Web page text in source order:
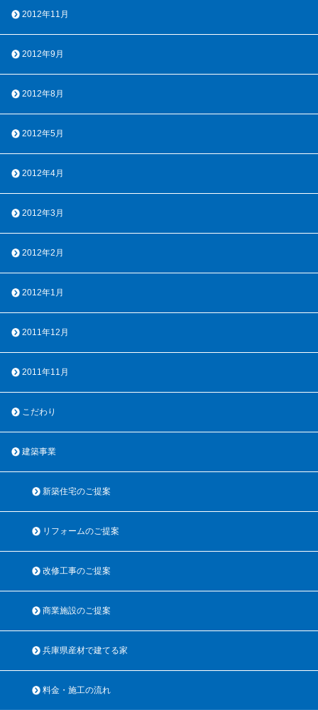
2012年11月
2012年9月
2012年8月
2012年5月
2012年4月
2012年3月
2012年2月
2012年1月
2011年12月
2011年11月
こだわり
建築事業
新築住宅のご提案
リフォームのご提案
改修工事のご提案
商業施設のご提案
兵庫県産材で建てる家
料金・施工の流れ